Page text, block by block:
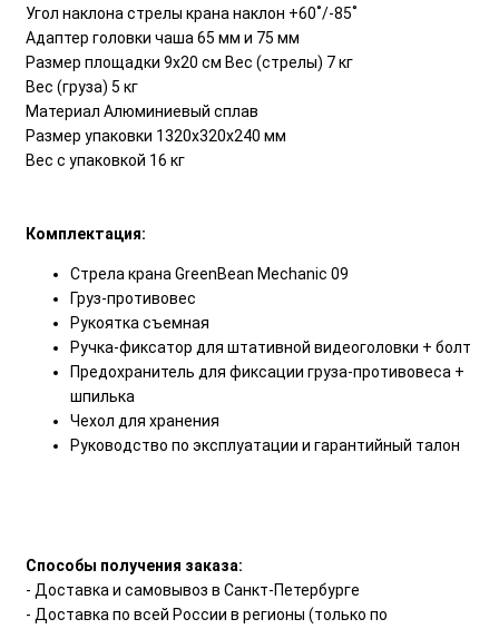
Угол наклона стрелы крана наклон +60˚/-85˚
Адаптер головки чаша 65 мм и 75 мм
Размер площадки 9х20 см Вес (стрелы) 7 кг
Вес (груза) 5 кг
Материал Алюминиевый сплав
Размер упаковки 1320х320х240 мм
Вес с упаковкой 16 кг
Комплектация:
Стрела крана GreenBean Mechanic 09
Груз-противовес
Рукоятка съемная
Ручка-фиксатор для штативной видеоголовки + болт
Предохранитель для фиксации груза-противовеса +
шпилька
Чехол для хранения
Руководство по эксплуатации и гарантийный талон
Способы получения заказа:
- Доставка и самовывоз в Санкт-Петербурге
- Доставка по всей России в регионы (только по